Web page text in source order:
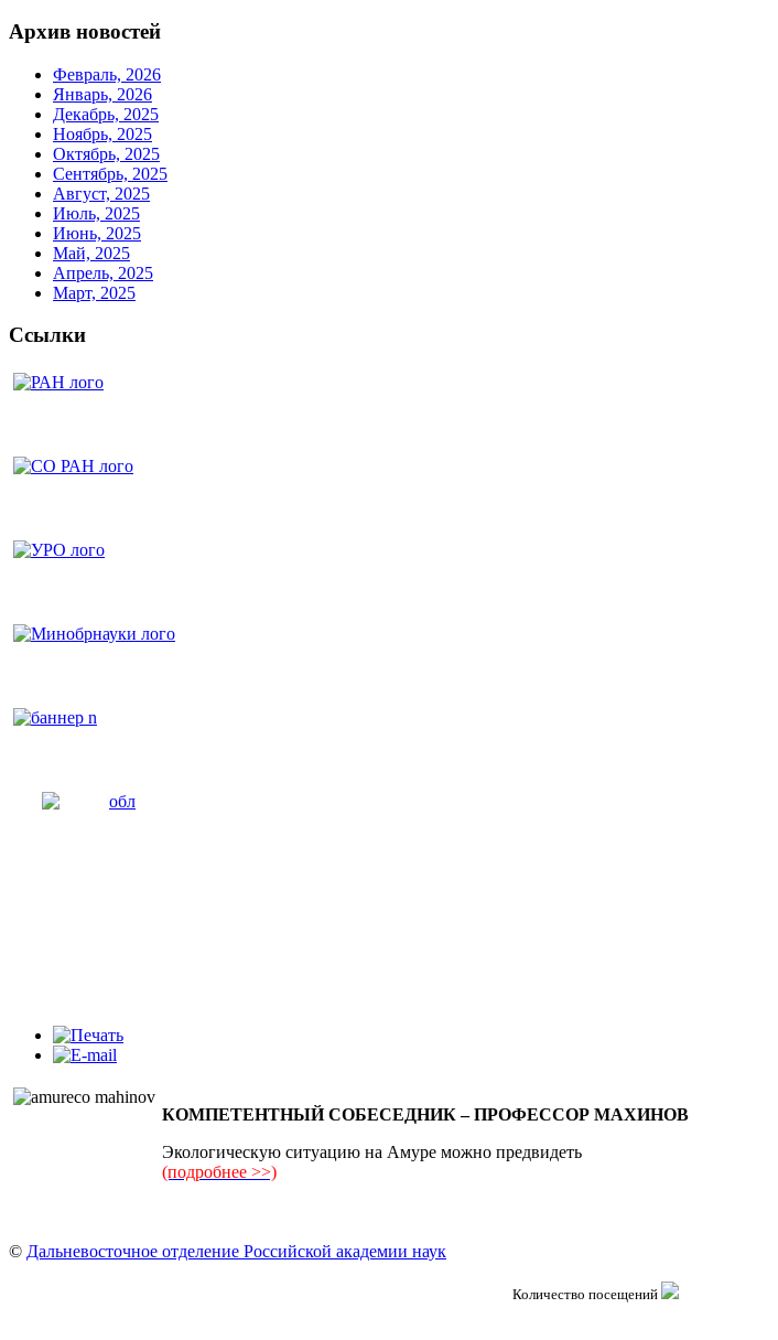
Архив новостей
Февраль, 2026
Январь, 2026
Декабрь, 2025
Ноябрь, 2025
Октябрь, 2025
Сентябрь, 2025
Август, 2025
Июль, 2025
Июнь, 2025
Май, 2025
Апрель, 2025
Март, 2025
Ссылки
КОМПЕТЕНТНЫЙ СОБЕСЕДНИК – ПРОФЕССОР МАХИНОВ
Экологическую ситуацию на Амуре можно предвидеть
(подробнее >>)
© Дальневосточное отделение Российской академии наук
Количество посещений